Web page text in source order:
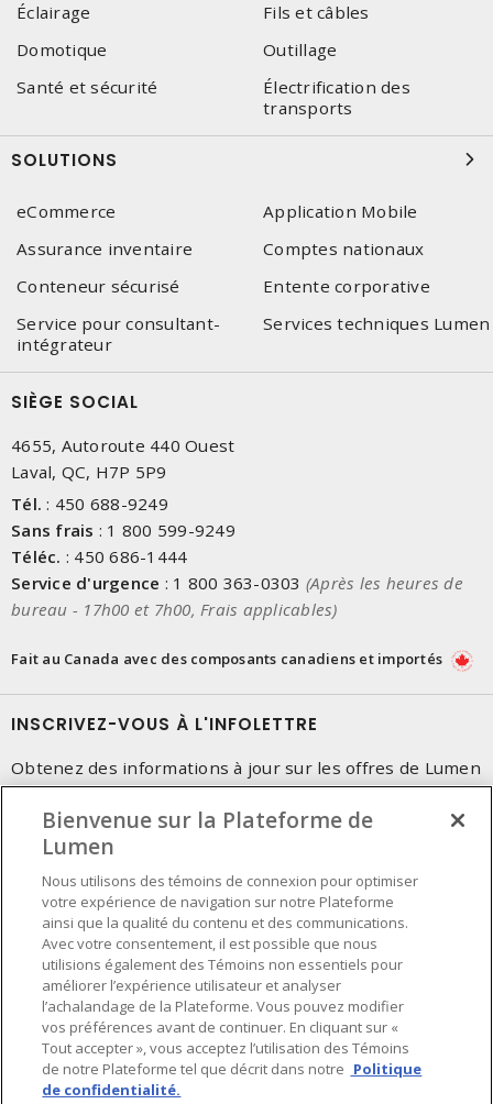
Éclairage
Fils et câbles
Domotique
Outillage
Santé et sécurité
Électrification des
transports
SOLUTIONS
eCommerce
Application Mobile
Assurance inventaire
Comptes nationaux
Conteneur sécurisé
Entente corporative
Service pour consultant-
intégrateur
Services techniques Lumen
SIÈGE SOCIAL
4655, Autoroute 440 Ouest
Laval, QC, H7P 5P9
Tél. : 450 688-9249
Sans frais : 1 800 599-9249
Téléc. : 450 686-1444
Service d'urgence : 1 800 363-0303 (Après les heures de
bureau - 17h00 et 7h00, Frais applicables)
Fait au Canada avec des composants canadiens et importés
INSCRIVEZ-VOUS À L'INFOLETTRE
Obtenez des informations à jour sur les offres de Lumen
Préférences en matière de cookies
Bienvenue sur la Plateforme de
Lumen
Nous utilisons des témoins de connexion pour optimiser
votre expérience de navigation sur notre Plateforme
ainsi que la qualité du contenu et des communications.
Avec votre consentement, il est possible que nous
utilisions également des Témoins non essentiels pour
améliorer l’expérience utilisateur et analyser
l’achalandage de la Plateforme. Vous pouvez modifier
vos préférences avant de continuer. En cliquant sur «
Tout accepter », vous acceptez l’utilisation des Témoins
de notre Plateforme tel que décrit dans notre Politique
de confidentialité.